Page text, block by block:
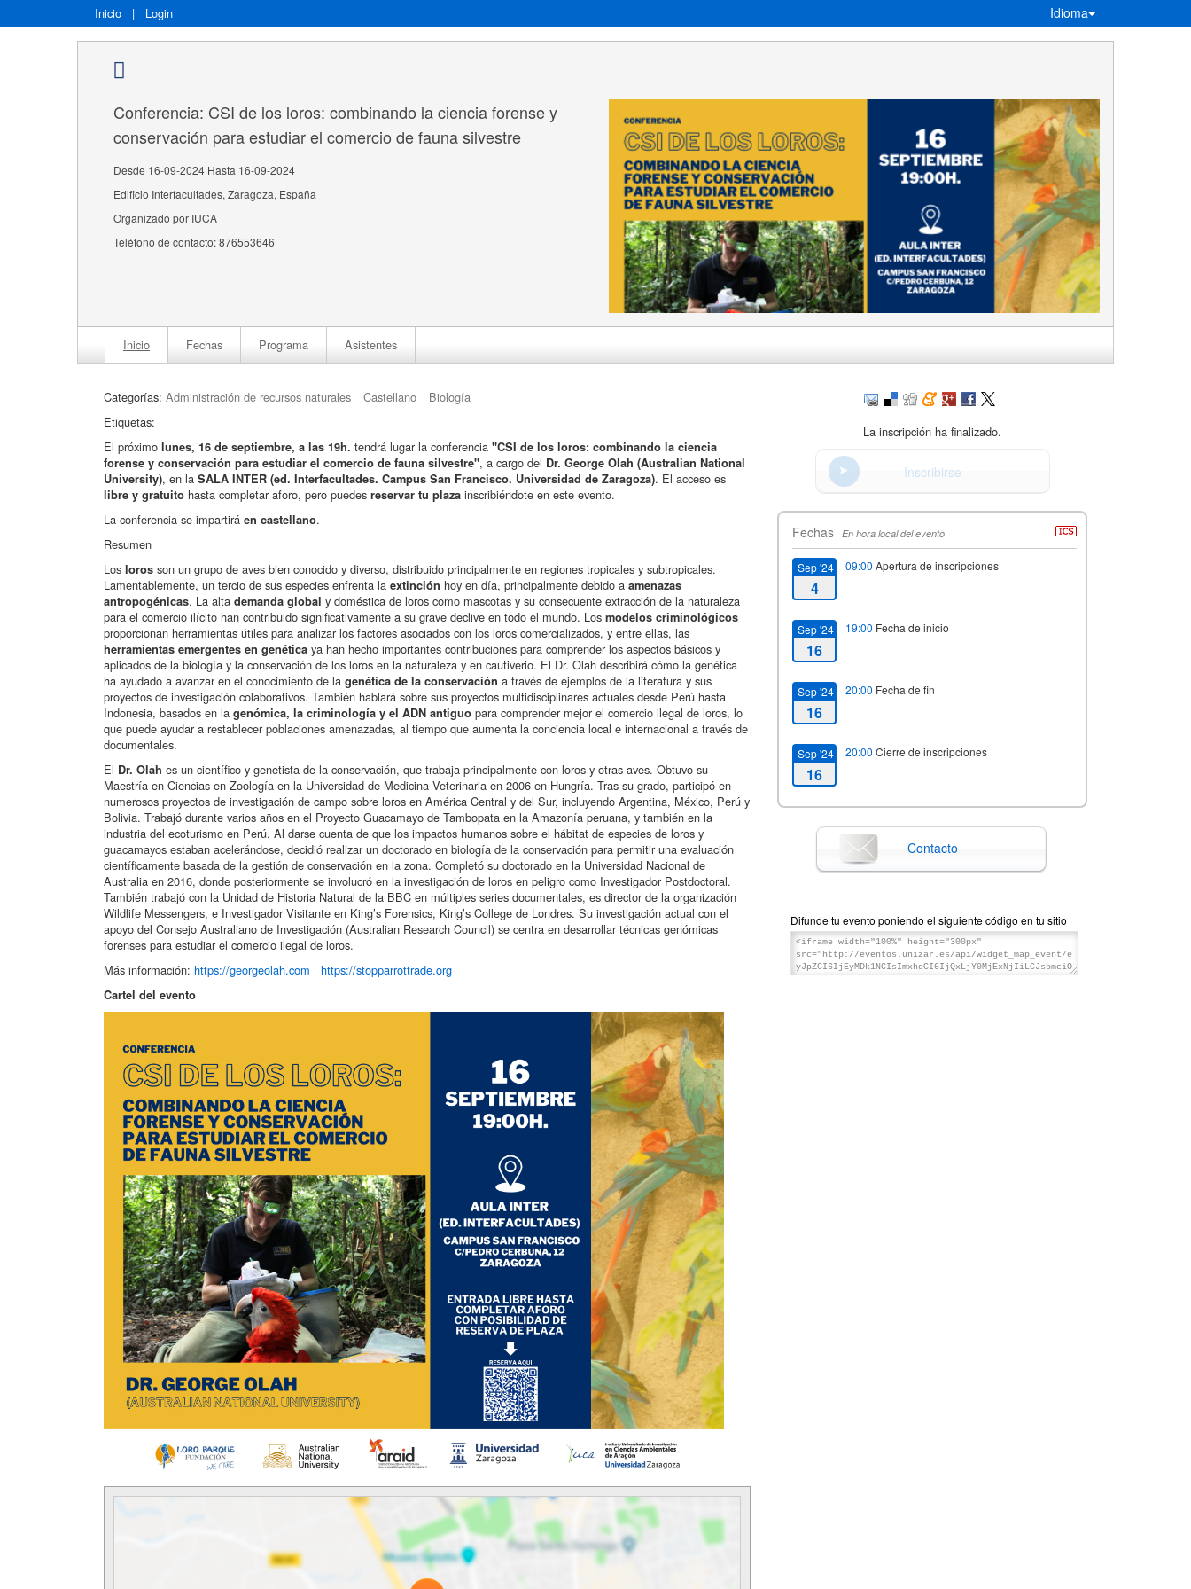
Inicio | Login Idioma
Conferencia: CSI de los loros: combinando la ciencia forense y
conservación para estudiar el comercio de fauna silvestre
Desde 16-09-2024 Hasta 16-09-2024
Edificio Interfacultades, Zaragoza, España
Organizado por IUCA
Teléfono de contacto: 876553646
Inicio Fechas Programa Asistentes
Categorías: Administración de recursos naturales Castellano
Biología
Etiquetas:
El próximo lunes, 16 de septiembre, a las 19h. tendrá lugar la conferencia "CSI de los loros: combinando la ciencia
forense y conservación para estudiar el comercio de fauna silvestre", a cargo del Dr. George Olah (Australian National
University), en la SALA INTER (ed. Interfacultades. Campus San Francisco. Universidad de Zaragoza). El acceso es
libre y gratuito hasta completar aforo, pero puedes reservar tu plaza inscribiéndote en este evento.
La conferencia se impartirá en castellano.
Resumen
Los loros son un grupo de aves bien conocido y diverso, distribuido principalmente en regiones tropicales y subtropicales.
Lamentablemente, un tercio de sus especies enfrenta la extinción hoy en día, principalmente debido a amenazas
antropogénicas. La alta demanda global y doméstica de loros como mascotas y su consecuente extracción de la naturaleza
para el comercio ilícito han contribuido significativamente a su grave declive en todo el mundo. Los modelos criminológicos
proporcionan herramientas útiles para analizar los factores asociados con los loros comercializados, y entre ellas, las
herramientas emergentes en genética ya han hecho importantes contribuciones para comprender los aspectos básicos y
aplicados de la biología y la conservación de los loros en la naturaleza y en cautiverio. El Dr. Olah describirá cómo la genética
ha ayudado a avanzar en el conocimiento de la genética de la conservación a través de ejemplos de la literatura y sus
proyectos de investigación colaborativos. También hablará sobre sus proyectos multidisciplinares actuales desde Perú hasta
Indonesia, basados en la genómica, la criminología y el ADN antiguo para comprender mejor el comercio ilegal de loros, lo
que puede ayudar a restablecer poblaciones amenazadas, al tiempo que aumenta la conciencia local e internacional a través de
documentales.
El Dr. Olah es un científico y genetista de la conservación, que trabaja principalmente con loros y otras aves. Obtuvo su
Maestría en Ciencias en Zoología en la Universidad de Medicina Veterinaria en 2006 en Hungría. Tras su grado, participó en
numerosos proyectos de investigación de campo sobre loros en América Central y del Sur, incluyendo Argentina, México, Perú y
Bolivia. Trabajó durante varios años en el Proyecto Guacamayo de Tambopata en la Amazonía peruana, y también en la
industria del ecoturismo en Perú. Al darse cuenta de que los impactos humanos sobre el hábitat de especies de loros y
guacamayos estaban acelerándose, decidió realizar un doctorado en biología de la conservación para permitir una evaluación
científicamente basada de la gestión de conservación en la zona. Completó su doctorado en la Universidad Nacional de
Australia en 2016, donde posteriormente se involucró en la investigación de loros en peligro como Investigador Postdoctoral.
También trabajó con la Unidad de Historia Natural de la BBC en múltiples series documentales, es director de la organización
Wildlife Messengers, e Investigador Visitante en King’s Forensics, King’s College de Londres. Su investigación actual con el
apoyo del Consejo Australiano de Investigación (Australian Research Council) se centra en desarrollar técnicas genómicas
forenses para estudiar el comercio ilegal de loros.
Más información: https://georgeolah.com https://stopparrottrade.org
Cartel del evento
La inscripción ha finalizado.
Inscribirse
Fechas En hora local del evento
Sep '24
4
09:00 Apertura de inscripciones
Sep '24
16
19:00 Fecha de inicio
Sep '24
16
20:00 Fecha de fin
Sep '24
16
20:00 Cierre de inscripciones
Contacto
Difunde tu evento poniendo el siguiente código en tu sitio